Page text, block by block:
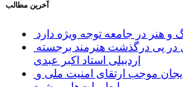
آخرین مطالب
و هنر در جامعه توجه ویژه دارد
اردبیلی استاد اکبر عبدی